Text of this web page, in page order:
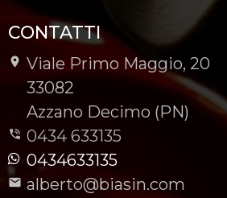
CONTATTI
Viale Primo Maggio, 20
-
33082
-
Azzano Decimo (PN)
0434 633135
0434633135
alberto@biasin.com